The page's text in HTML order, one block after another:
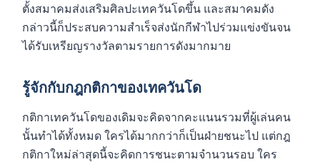
ตั้งสมาคมส่งเสริมศิลปะเทควันโดขึ้น และสมาคมดัง
กล่าวนี้ก็ประสบความสำเร็จส่งนักกีฬาไปร่วมแข่งขันจน
ได้รับเหรียญรางวัลตามรายการดังมากมาย
รู้จักกับกฎกติกาของเทควันโด
กติกาเทควันโดของเดิมจะคิดจากคะแนนรวมที่ผู้เล่นคน
นั้นทำได้ทั้งหมด ใครได้มากกว่าก็เป็นฝ่ายชนะไป แต่กฎ
กติกาใหม่ล่าสุดนี้จะคิดการชนะตามจำนวนรอบ ใคร